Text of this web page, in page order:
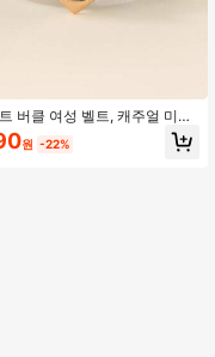
버클 여성 벨트, 캐주얼 미니
다용도 청바지, 드레스, 일상
출퇴근용, 프리미엄 PU 가죽
원 -22%